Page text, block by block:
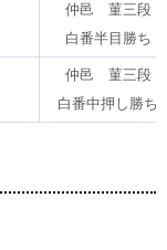
仲邑 菫三段
白番半目勝ち
仲邑 菫三段
白番中押し勝ち